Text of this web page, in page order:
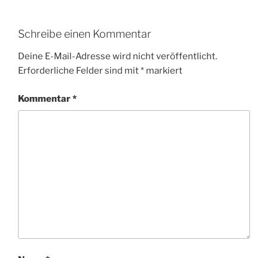
Schreibe einen Kommentar
Deine E-Mail-Adresse wird nicht veröffentlicht.
Erforderliche Felder sind mit* markiert
Kommentar*